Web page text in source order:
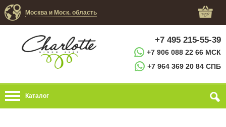
Москва и Моск. область
+7 495 215-55-39
+7 906 088 22 66 МСК
+7 964 369 20 84 СПБ
Каталог